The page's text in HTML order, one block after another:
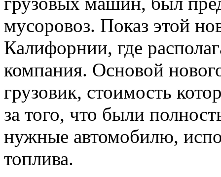
мусоровоз. Показ этой
Калифорнии, где
компания. Основой
грузовик, стоимость
за того, что были
нужные автомобилю,
топлива.